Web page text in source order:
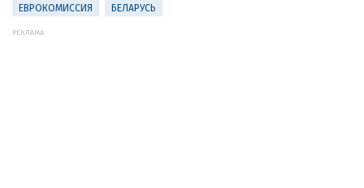
ЕВРОКОМИССИЯ БЕЛАРУСЬ
РЕКЛАМА: